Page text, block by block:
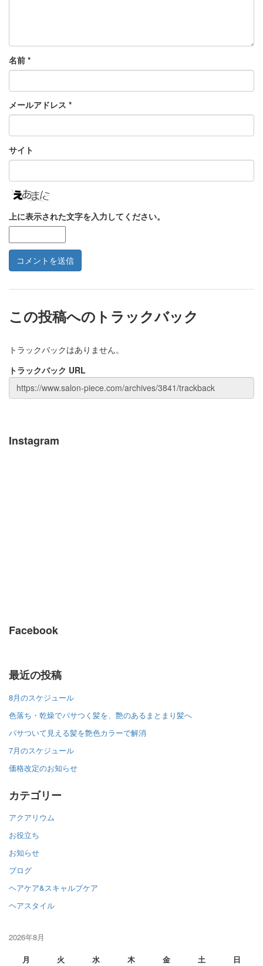
名前 *
メールアドレス *
サイト
上に表示された文字を入力してください。
この投稿へのトラックバック
トラックバックはありません。
トラックバック URL
Instagram
Facebook
最近の投稿
8月のスケジュール
色落ち・乾燥でパサつく髪を、艶のあるまとまり髪へ
パサついて見える髪を艶色カラーで解消
7月のスケジュール
価格改定のお知らせ
カテゴリー
アクアリウム
お役立ち
お知らせ
ブログ
ヘアケア&スキャルプケア
ヘアスタイル
2026年8月
月
火 水 木 金 土 日